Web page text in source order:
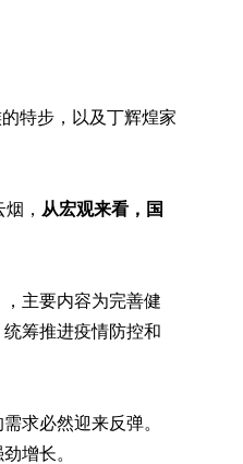
特步，以及丁辉煌家
， 从宏观来看，国
主要内容为完善健
筹推进疫情防控和
求必然迎来反弹。
增长。